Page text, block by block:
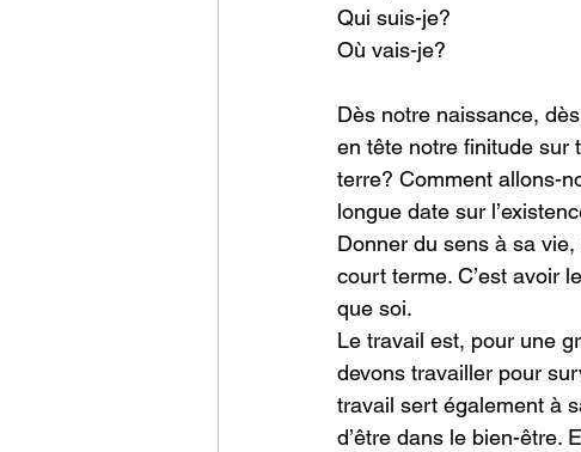
Qui suis-je?
Où vais-je?
Dès notre naissance,
en tête notre finitude sur
terre? Comment allons-
longue date sur
Donner du sens à sa
court terme. C’est avoir
que soi.
Le travail est, pour une
devons travailler pour
travail sert également à
d’être dans le bien-être.